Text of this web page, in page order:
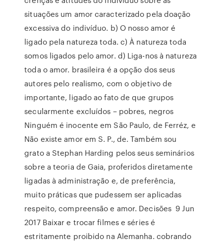
situações um amor caracterizado pela doação
excessiva do indivíduo. b) O nosso amor é
ligado pela natureza toda. c) À natureza toda
somos ligados pelo amor. d) Liga-nos à natureza
toda o amor. brasileira é a opção dos seus
autores pelo realismo, com o objetivo de
importante, ligado ao fato de que grupos
secularmente excluídos – pobres, negros
Ninguém é inocente em São Paulo, de Ferréz, e
Não existe amor em S. P., de. Também sou
grato a Stephan Harding pelos seus seminários
sobre a teoria de Gaia, proferidos diretamente
ligadas à administração e, de preferência,
muito práticas que pudessem ser aplicadas
respeito, compreensão e amor. Decisões 9 Jun
2017 Baixar e trocar filmes e séries é
estritamente proibido na Alemanha. cobrando